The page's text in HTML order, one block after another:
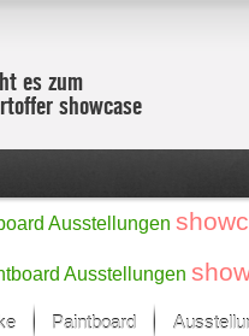
es zum
showcase
Ausstellungen
Ausstellungen
Paintboard